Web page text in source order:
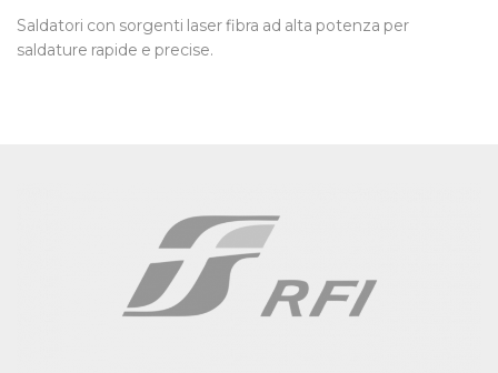
Saldatori con sorgenti laser fibra ad alta potenza per
saldature rapide e precise.